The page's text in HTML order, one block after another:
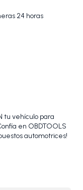
24 horas
tu vehículo para
en OBDTOOLS
automotrices!